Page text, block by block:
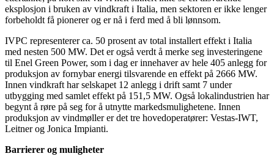
eksplosjon i bruken av vindkraft i Italia, men sektoren er ikke lenger
forbeholdt få pionerer og er nå i ferd med å bli lønnsom.
IVPC representerer ca. 50 prosent av total installert effekt i Italia
med nesten 500 MW. Det er også verdt å merke seg investeringene
til Enel Green Power, som i dag er innehaver av hele 405 anlegg for
produksjon av fornybar energi tilsvarende en effekt på 2666 MW.
Innen vindkraft har selskapet 12 anlegg i drift samt 7 under
utbygging med samlet effekt på 151,5 MW. Også lokalindustrien har
begynt å røre på seg for å utnytte markedsmulighetene. Innen
produksjon av vindmøller er det tre hovedoperatører: Vestas-IWT,
Leitner og Jonica Impianti.
Barrierer og muligheter